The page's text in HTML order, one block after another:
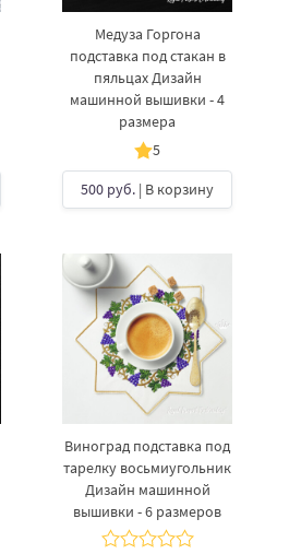
Медуза Горгона
подставка под стакан в
пяльцах Дизайн
машинной вышивки - 4
размера
5
500 руб. | В корзину
Виноград подставка под
тарелку восьмиугольник
Дизайн машинной
вышивки - 6 размеров